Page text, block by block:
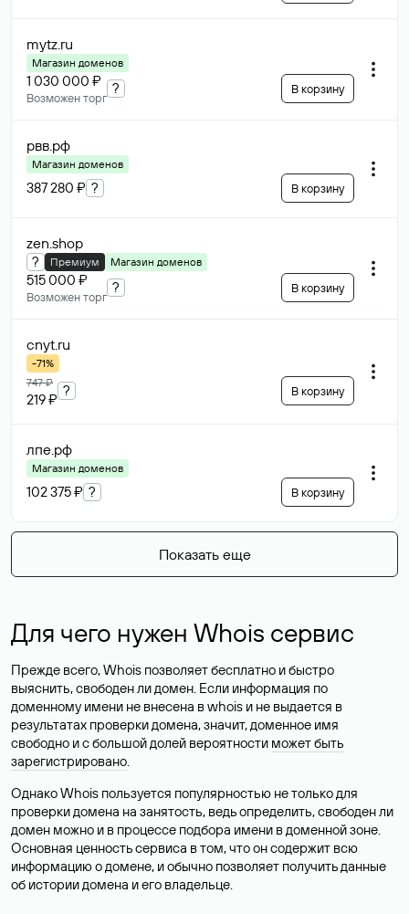
mytz.ru
Магазин доменов
1 030 000 ₽
Возможен торг
? В корзину
рвв.рф
Магазин доменов
387 280 ₽ ? В корзину
zen.shop
? Премиум Магазин доменов
515 000 ₽
Возможен торг
? В корзину
cnyt.ru
-71%
747 ₽
219 ₽
? В корзину
лпе.рф
Магазин доменов
102 375 ₽ ? В корзину
Показать еще
Для чего нужен Whois сервис
Прежде всего, Whois позволяет бесплатно и быстро
выяснить, свободен ли домен. Если информация по
доменному имени не внесена в whois и не выдается в
результатах проверки домена, значит, доменное имя
свободно и с большой долей вероятности может быть
зарегистрировано.
Однако Whois пользуется популярностью не только для
проверки домена на занятость, ведь определить, свободен ли
домен можно и в процессе подбора имени в доменной зоне.
Основная ценность сервиса в том, что он содержит всю
информацию о домене, и обычно позволяет получить данные
об истории домена и его владельце.